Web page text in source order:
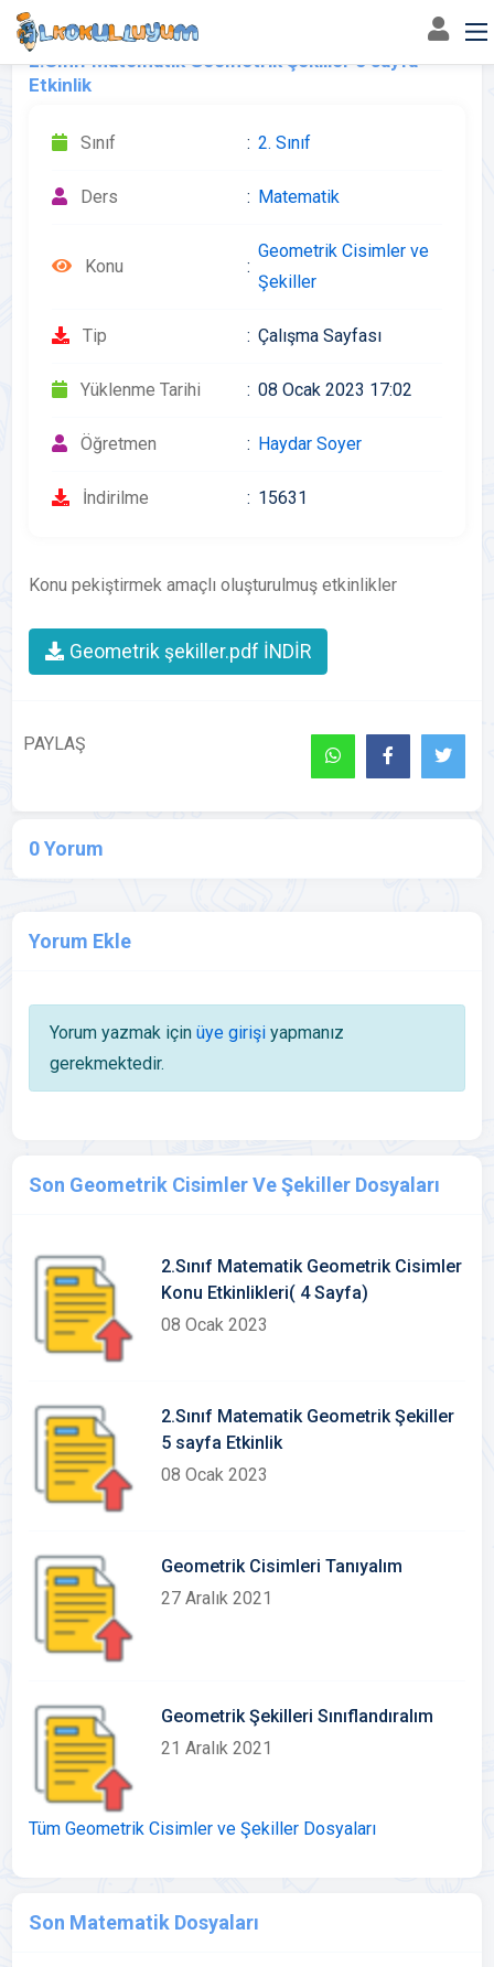
2.Sınıf Matematik Geometrik Şekiller 5 sayfa
Etkinlik
Sınıf 2. Sınıf
Ders Matematik
Konu
Geometrik Cisimler ve
Şekiller
Tip Çalışma Sayfası
Yüklenme Tarihi 08 Ocak 2023 17:02
Öğretmen Haydar Soyer
İndirilme 15631
Konu pekiştirmek amaçlı oluşturulmuş etkinlikler
Geometrik şekiller.pdf İNDİR
PAYLAŞ
0 Yorum
Yorum Ekle
Yorum yazmak için üye girişiyapmanız
gerekmektedir.
Son Geometrik Cisimler Ve Şekiller Dosyaları
2.Sınıf Matematik Geometrik Cisimler
Konu Etkinlikleri( 4 Sayfa)
08 Ocak 2023
2.Sınıf Matematik Geometrik Şekiller
5 sayfa Etkinlik
08 Ocak 2023
Geometrik Cisimleri Tanıyalım
27 Aralık 2021
Geometrik Şekilleri Sınıflandıralım
21 Aralık 2021
Tüm Geometrik Cisimler ve Şekiller Dosyaları
Son Matematik Dosyaları